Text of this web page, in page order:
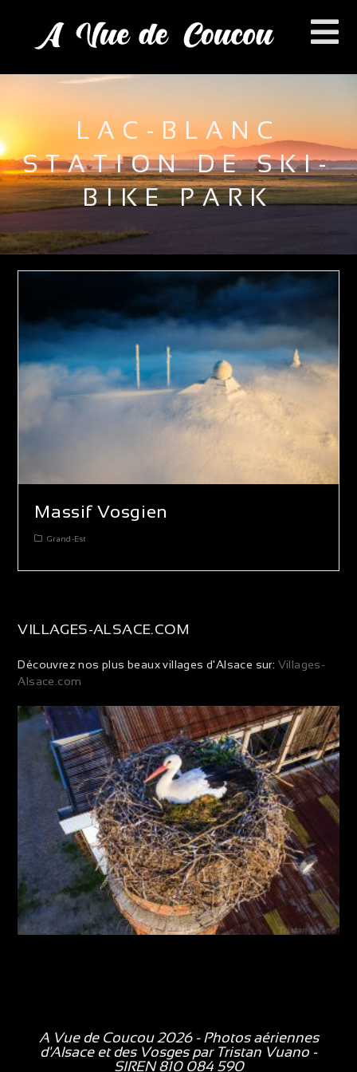
LAC-BLANC
STATION DE SKI-
BIKE PARK
Massif Vosgien
Grand-Est
VILLAGES-ALSACE.COM
Découvrez nos plus beaux villages d'Alsace sur: Villages-
Alsace.com
A Vue de Coucou 2026 - Photos aériennes
d'Alsace et des Vosges par Tristan Vuano -
SIREN 810 084 590